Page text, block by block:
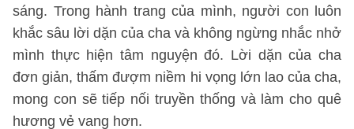
sáng. Trong hành trang của mình, người con luôn
khắc sâu lời dặn của cha và không ngừng nhắc nhở
mình thực hiện tâm nguyện đó. Lời dặn của cha
đơn giản, thấm đượm niềm hi vọng lớn lao của cha,
mong con sẽ tiếp nối truyền thống và làm cho quê
hương vẻ vang hơn.